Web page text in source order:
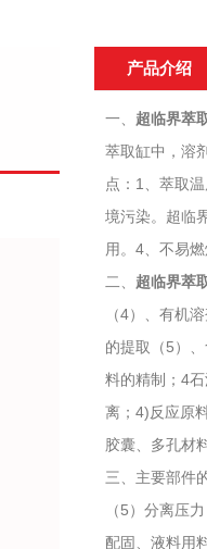
产品介绍
一、 超临界萃
萃取缸中，溶
点：1、萃取
境污染。超临
用。4、不易
二、 超临界萃
（4）、有机
的提取（5）
料的精制；4
离；4)反应原
胶囊、多孔材
三、主要部件
（5）分离压
配固、液料用